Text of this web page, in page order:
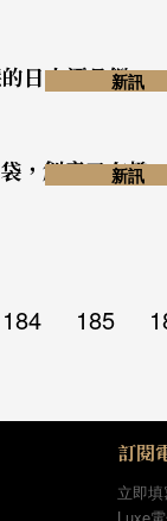
日本酒品鑑
新訊
，創意又有趣
新訊
184 185
訂閱
立即